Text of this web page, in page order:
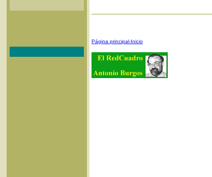
Página principal-Inicio